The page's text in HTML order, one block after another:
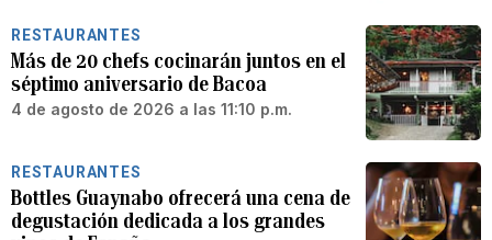
RESTAURANTES
Más de 20 chefs cocinarán juntos en el
séptimo aniversario de Bacoa
4 de agosto de 2026 a las 11:10 p.m.
RESTAURANTES
Bottles Guaynabo ofrecerá una cena de
degustación dedicada a los grandes